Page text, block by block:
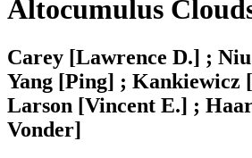
Altocumulus
Carey [Lawrence D.] ;
Yang [Ping] ; Kankiewicz
Larson [Vincent E.] ;
Vonder]